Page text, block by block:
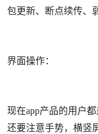
包更新、断点续传、
界面操作：
现在app产品的用户
还要注意手势，横竖